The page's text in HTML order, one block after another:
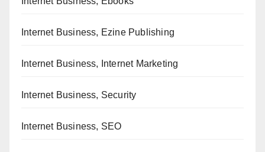
Internet Business, Ezine Publishing
Internet Business, Internet Marketing
Internet Business, Security
Internet Business, SEO